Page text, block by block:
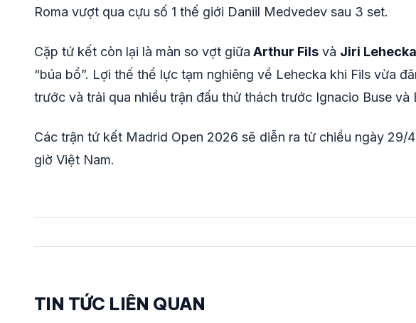
Roma vượt qua cựu số 1 thế giới Daniil Medvedev sau 3 set.
Cặp tứ kết còn lại là màn so vợt giữa Arthur Fils và Jiri Lehecka
“búa bổ”. Lợi thế thể lực tạm nghiêng về Lehecka khi Fils vừa
trước và trải qua nhiều trận đấu thử thách trước Ignacio Buse và
Các trận tứ kết Madrid Open 2026 sẽ diễn ra từ chiều ngày 29/
giờ Việt Nam.
TIN TỨC LIÊN QUAN